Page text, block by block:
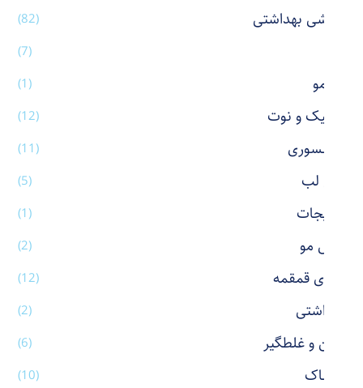
آرایشی بهداشتی (82)
(7)
اتو مو (1)
استیک و نوت (12)
اکسسوری (11)
بالم لب (5)
بدلیجات (1)
برس مو (2)
بطری قمقمه (12)
بهداشتی (2)
پاکن و غلطگیر (6)
پوشاک (10)